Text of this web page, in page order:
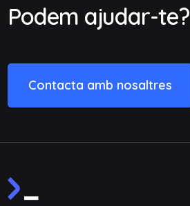
Podem ajudar-te?
Contacta amb nosaltres